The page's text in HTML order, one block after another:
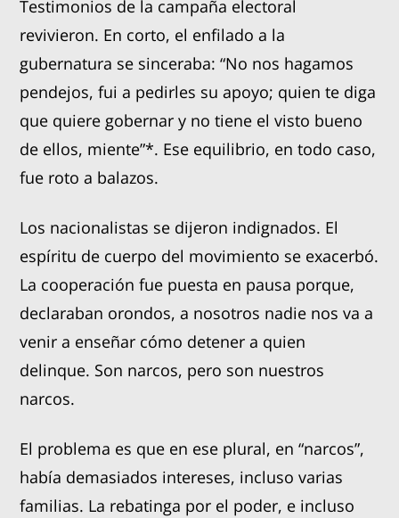
Testimonios de la campaña electoral
revivieron. En corto, el enfilado a la
gubernatura se sinceraba: “No nos hagamos
pendejos, fui a pedirles su apoyo; quien te diga
que quiere gobernar y no tiene el visto bueno
de ellos, miente”*. Ese equilibrio, en todo caso,
fue roto a balazos.
Los nacionalistas se dijeron indignados. El
espíritu de cuerpo del movimiento se exacerbó.
La cooperación fue puesta en pausa porque,
declaraban orondos, a nosotros nadie nos va a
venir a enseñar cómo detener a quien
delinque. Son narcos, pero son nuestros
narcos.
El problema es que en ese plural, en “narcos”,
había demasiados intereses, incluso varias
familias. La rebatinga por el poder, e incluso